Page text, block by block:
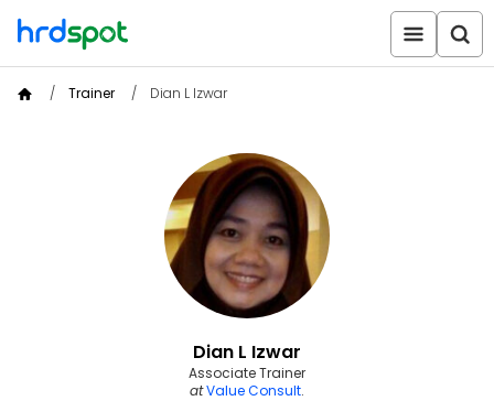
Trainer Dian L Izwar
Dian L Izwar
Associate Trainer
atValue Consult.